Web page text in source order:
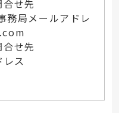
せ先
務局メールアドレ
せ先
レス